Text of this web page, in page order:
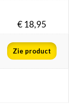
€18,95
Zie product